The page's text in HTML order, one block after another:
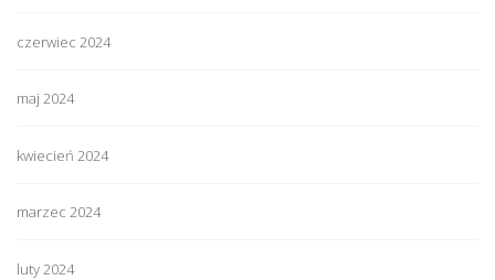
czerwiec 2024
maj 2024
kwiecień 2024
marzec 2024
luty 2024